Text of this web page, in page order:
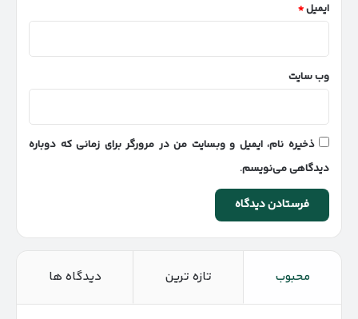
ایمیل*
وب‌ سایت
ذخیره نام، ایمیل و وبسایت من در مرورگر برای زمانی که دوباره
دیدگاهی می‌نویسم.
محبوب تازه ترین دیدگاه ها